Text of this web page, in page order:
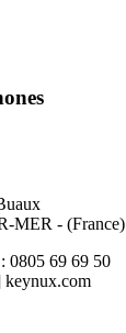
MER - (France)
: 0805 69 69 50
keynux.com